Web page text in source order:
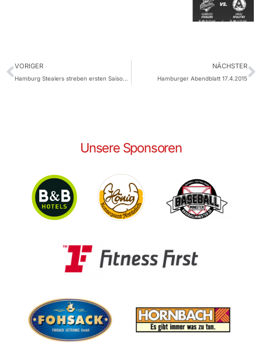
VORIGER
Hamburg Stealers streben ersten Saisonsieg an
NÄCHSTER
Hamburger Abendblatt 17.4.2015
Unsere Sponsoren